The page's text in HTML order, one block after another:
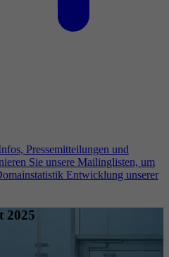
Pressemitteilungen und
Sie unsere Mailinglisten, um
Entwicklung unserer
2025